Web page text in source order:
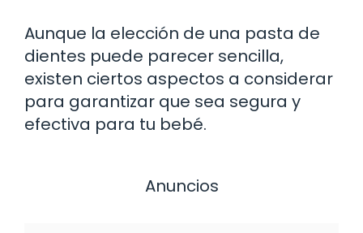
Aunque la elección de una pasta de
dientes puede parecer sencilla,
existen ciertos aspectos a considerar
para garantizar que sea segura y
efectiva para tu bebé.
Anuncios